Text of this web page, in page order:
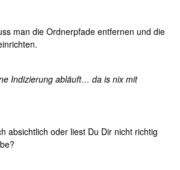
man die Ordnerpfade entfernen und die
Indizierung abläuft… da is nix mit
absichtlich oder liest Du Dir nicht richtig